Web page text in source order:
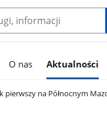
O nas Aktualności
pierwszy na Północnym